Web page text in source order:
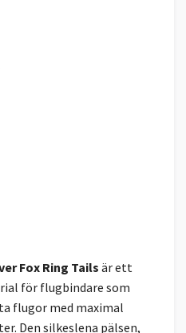
Fox Ring Tails är ett
för flugbindare som
flugor med maximal
Den silkeslena pälsen,